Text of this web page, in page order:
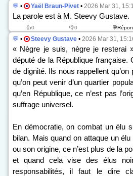
💬 • Yaël Braun-Pivet • 2026 Mar 31,
La parole est à M. Steevy Gustave.
👍0 👎0
💬 • Steevy Gustave • 2026 Mar 31,
« Nègre je suis, nègre je resterai
député de la République
de dignité. Ils nous rappellent
qu’on peut venir d’un quartier
qu’en République, ce n’est pas
suffrage universel.
En démocratie, on combat un élu
bilan. Mais quand on attaque un
ou son origine, ce n’est plus de la
et quand cela vise des élus
responsabilités, il faut le dire